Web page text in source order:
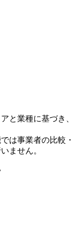
と業種に基づき、
は事業者の比較・
ません。